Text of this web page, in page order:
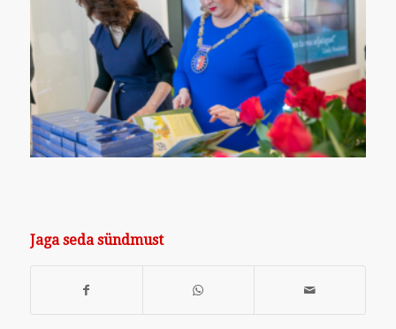
Jaga seda sündmust